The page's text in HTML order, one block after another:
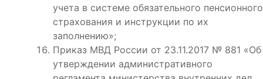
учета в системе обязательного пенсионного
страхования и инструкции по их
заполнению»;
Приказ МВД России от 23.11.2017 № 881 «Об
утверждении административного